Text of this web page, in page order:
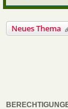
Neues Thema